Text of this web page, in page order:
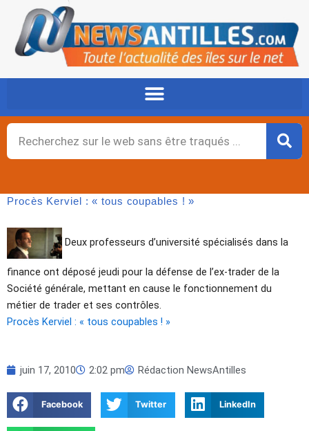
contenu
Rechercher
Procès Kerviel : « tous coupables ! »
Deux professeurs d’université spécialisés dans la
finance ont déposé jeudi pour la défense de l’ex-trader de la
Société générale, mettant en cause le fonctionnement du
métier de trader et ses contrôles.
Procès Kerviel : « tous coupables ! »
juin 17, 2010 2:02 pm Rédaction NewsAntilles
Facebook Twitter LinkedIn